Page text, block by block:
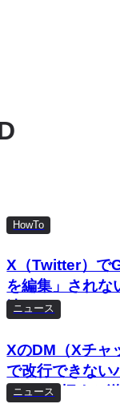
HowTo
X（Twitter）で
を編集」されな
法ニュース
XのDM（Xチャ
で改行できな
Enterを押すと
ニュース